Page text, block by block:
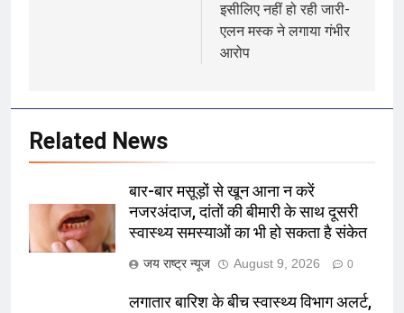
इसीलिए नहीं हो रही जारी-
एलन मस्क ने लगाया गंभीर
आरोप
Related News
बार-बार मसूड़ों से खून आना न करें
नजरअंदाज, दांतों की बीमारी के साथ दूसरी
स्वास्थ्य समस्याओं का भी हो सकता है संकेत
जय राष्ट्र न्यूज August 9, 2026 0
लगातार बारिश के बीच स्वास्थ्य विभाग अलर्ट,